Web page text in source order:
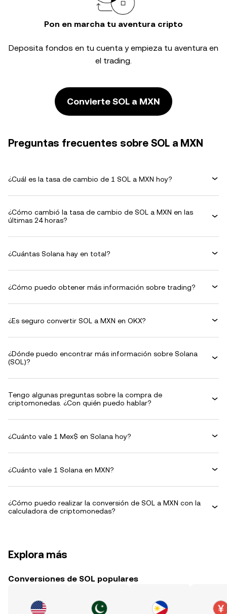
Pon en marcha tu aventura cripto
Deposita fondos en tu cuenta y empieza tu aventura en
el trading.
Convierte SOL a MXN
Preguntas frecuentes sobre SOL a MXN
¿Cuál es la tasa de cambio de 1 SOL a MXN hoy?
¿Cómo cambió la tasa de cambio de SOL a MXN en las
últimas 24 horas?
¿Cuántas Solana hay en total?
¿Cómo puedo obtener más información sobre trading?
¿Es seguro convertir SOL a MXN en OKX?
¿Dónde puedo encontrar más información sobre Solana
(SOL)?
Tengo algunas preguntas sobre la compra de
criptomonedas. ¿Con quién puedo hablar?
¿Cuánto vale 1 Mex$ en Solana hoy?
¿Cuánto vale 1 Solana en MXN?
¿Cómo puedo realizar la conversión de SOL a MXN con la
calculadora de criptomonedas?
Explora más
Conversiones de SOL populares